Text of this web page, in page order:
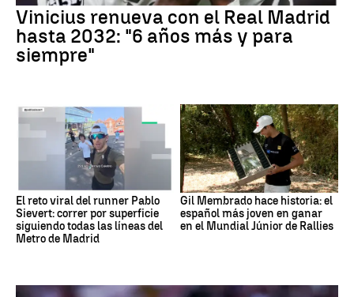
Vinicius renueva con el Real Madrid
hasta 2032: "6 años más y para
siempre"
El reto viral del runner Pablo
Sievert: correr por superficie
siguiendo todas las líneas del
Metro de Madrid
Gil Membrado hace historia: el
español más joven en ganar
en el Mundial Júnior de Rallies